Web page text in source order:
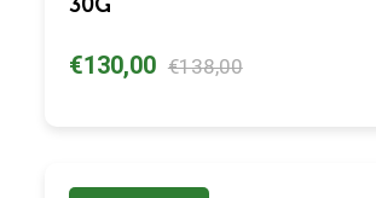
€130,00 €138,00